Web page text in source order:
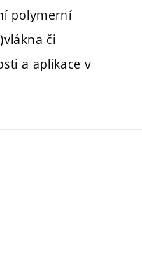
polymerní
či
a aplikace v